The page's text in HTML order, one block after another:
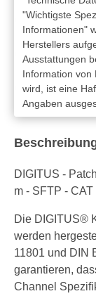
"Wichtigste
Informationen"
Herstellers
Ausstattungen
Information von
wird, ist eine
Angaben
DIGITUS -
m - SFTP -
Die DIGITUS®
werden
11801 und DIN
garantieren,
Channel